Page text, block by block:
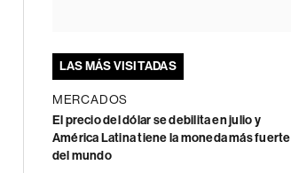
LAS MÁS VISITADAS
MERCADOS
El precio del dólar se debilita en julio y
América Latina tiene la moneda más fuerte
del mundo